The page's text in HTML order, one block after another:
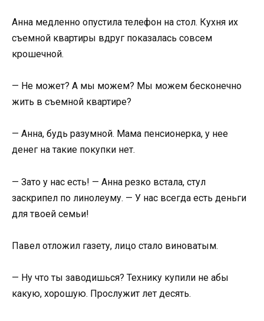
Анна медленно опустила телефон на стол. Кухня их
съемной квартиры вдруг показалась совсем
крошечной.
— Не может? А мы можем? Мы можем бесконечно
жить в съемной квартире?
— Анна, будь разумной. Мама пенсионерка, у нее
денег на такие покупки нет.
— Зато у нас есть! — Анна резко встала, стул
заскрипел по линолеуму. — У нас всегда есть деньги
для твоей семьи!
Павел отложил газету, лицо стало виноватым.
— Ну что ты заводишься? Технику купили не абы
какую, хорошую. Прослужит лет десять.